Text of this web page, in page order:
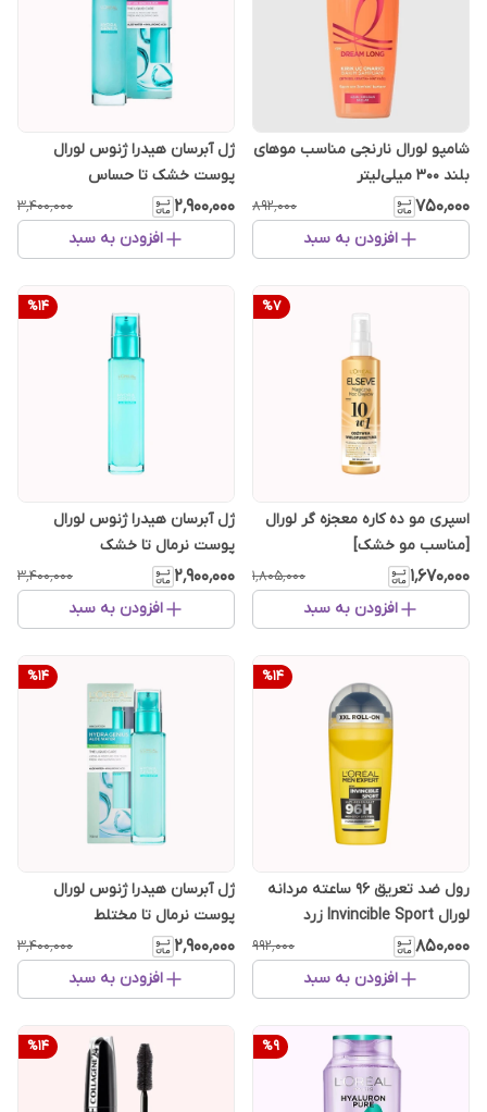
شامپو لورال نارنجی مناسب موهای
بلند ۳۰۰ میلی‌لیتر
۷۵۰٬۰۰۰ ۸۹۲٬۰۰۰
افزودن به سبد
ژل آبرسان هیدرا ژنوس لورال
پوست خشک تا حساس
۲٬۹۰۰٬۰۰۰ ۳٬۴۰۰٬۰۰۰
افزودن به سبد
%7
اسپری مو ده کاره معجزه گر لورال
[مناسب مو خشک]
۱٬۶۷۰٬۰۰۰ ۱٬۸۰۵٬۰۰۰
افزودن به سبد
%14
ژل آبرسان هیدرا ژنوس لورال
پوست نرمال تا خشک
۲٬۹۰۰٬۰۰۰ ۳٬۴۰۰٬۰۰۰
افزودن به سبد
%14
رول ضد تعریق 96 ساعته مردانه
لورال Invincible Sport زرد
[سفارش اروپا]
۸۵۰٬۰۰۰ ۹۹۲٬۰۰۰
افزودن به سبد
%14
ژل آبرسان هیدرا ژنوس لورال
پوست نرمال تا مختلط
۲٬۹۰۰٬۰۰۰ ۳٬۴۰۰٬۰۰۰
افزودن به سبد
%9
%14